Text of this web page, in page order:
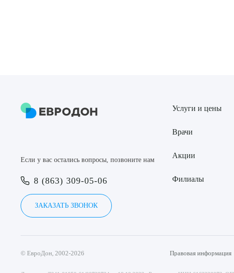
Если у вас остались вопросы, позвоните нам
8 (863) 309-05-06
ЗАКАЗАТЬ ЗВОНОК
Услуги и цены
Врачи
Акции
Филиалы
© ЕвроДон, 2002-2026 Правовая информация